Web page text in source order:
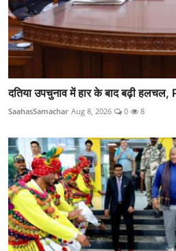
दतिया उपचुनाव में हार के बाद बढ़ी हलचल,
SaahasSamachar Aug 8, 2026 0 8